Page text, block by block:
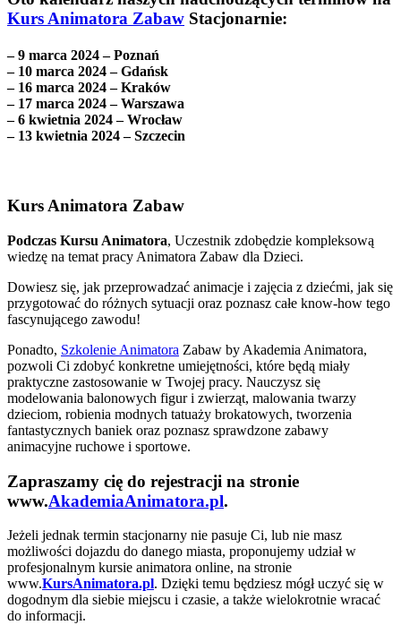
Kurs Animatora Zabaw Stacjonarnie:
– 9 marca 2024 – Poznań
– 10 marca 2024 – Gdańsk
– 16 marca 2024 – Kraków
– 17 marca 2024 – Warszawa
– 6 kwietnia 2024 – Wrocław
– 13 kwietnia 2024 – Szczecin
Kurs Animatora Zabaw
Podczas Kursu Animatora, Uczestnik zdobędzie kompleksową
wiedzę na temat pracy Animatora Zabaw dla Dzieci.
Dowiesz się, jak przeprowadzać animacje i zajęcia z dziećmi, jak się
przygotować do różnych sytuacji oraz poznasz całe know-how tego
fascynującego zawodu!
Ponadto, Szkolenie Animatora Zabaw by Akademia Animatora,
pozwoli Ci zdobyć konkretne umiejętności, które będą miały
praktyczne zastosowanie w Twojej pracy. Nauczysz się
modelowania balonowych figur i zwierząt, malowania twarzy
dzieciom, robienia modnych tatuaży brokatowych, tworzenia
fantastycznych baniek oraz poznasz sprawdzone zabawy
animacyjne ruchowe i sportowe.
Zapraszamy cię do rejestracji na stronie
www.AkademiaAnimatora.pl.
Jeżeli jednak termin stacjonarny nie pasuje Ci, lub nie masz
możliwości dojazdu do danego miasta, proponujemy udział w
profesjonalnym kursie animatora online, na stronie
www.KursAnimatora.pl. Dzięki temu będziesz mógł uczyć się w
dogodnym dla siebie miejscu i czasie, a także wielokrotnie wracać
do informacji.